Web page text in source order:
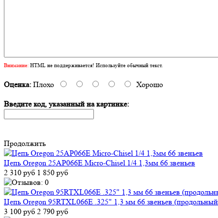
Внимание: HTML не поддерживается! Используйте обычный текст.
Оценка: Плохо Хорошо
Введите код, указанный на картинке:
Продолжить
Цепь Oregon 25AP066E Micro-Chisel 1/4 1,3мм 66 звеньев
2 310 руб 1 850 руб
Цепь Oregon 95RTXL066E .325" 1,3 мм 66 звеньев
3 100 руб 2 790 руб